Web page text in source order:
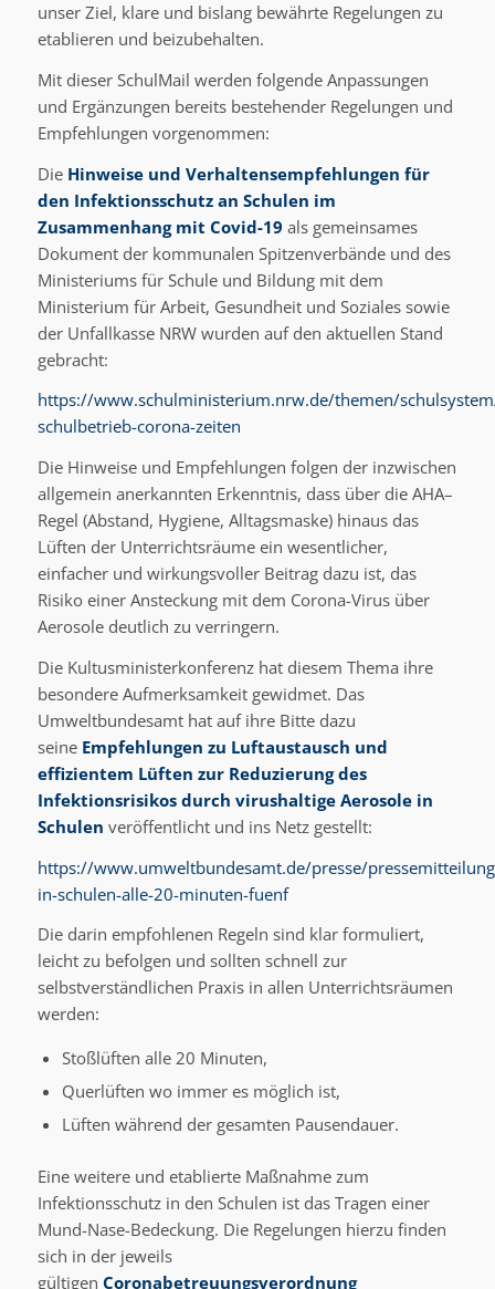
unser Ziel, klare und bislang bewährte Regelungen zu
etablieren und beizubehalten.
Mit dieser SchulMail werden folgende Anpassungen
und Ergänzungen bereits bestehender Regelungen und
Empfehlungen vorgenommen:
Die Hinweise und Verhaltensempfehlungen für
den Infektionsschutz an Schulen im
Zusammenhang mit Covid-19 als gemeinsames
Dokument der kommunalen Spitzenverbände und des
Ministeriums für Schule und Bildung mit dem
Ministerium für Arbeit, Gesundheit und Soziales sowie
der Unfallkasse NRW wurden auf den aktuellen Stand
gebracht:
https://www.schulministerium.nrw.de/themen/
schulbetrieb-corona-zeiten
Die Hinweise und Empfehlungen folgen der inzwischen
allgemein anerkannten Erkenntnis, dass über die AHA–
Regel (Abstand, Hygiene, Alltagsmaske) hinaus das
Lüften der Unterrichtsräume ein wesentlicher,
einfacher und wirkungsvoller Beitrag dazu ist, das
Risiko einer Ansteckung mit dem Corona-Virus über
Aerosole deutlich zu verringern.
Die Kultusministerkonferenz hat diesem Thema ihre
besondere Aufmerksamkeit gewidmet. Das
Umweltbundesamt hat auf ihre Bitte dazu
seine Empfehlungen zu Luftaustausch und
effizientem Lüften zur Reduzierung des
Infektionsrisikos durch virushaltige Aerosole in
Schulen veröffentlicht und ins Netz gestellt:
https://www.umweltbundesamt.de/presse/
in-schulen-alle-20-minuten-fuenf
Die darin empfohlenen Regeln sind klar formuliert,
leicht zu befolgen und sollten schnell zur
selbstverständlichen Praxis in allen Unterrichtsräumen
werden:
Stoßlüften alle 20 Minuten,
Querlüften wo immer es möglich ist,
Lüften während der gesamten Pausendauer.
Eine weitere und etablierte Maßnahme zum
Infektionsschutz in den Schulen ist das Tragen einer
Mund-Nase-Bedeckung. Die Regelungen hierzu finden
sich in der jeweils
gültigen Coronabetreuungsverordnung